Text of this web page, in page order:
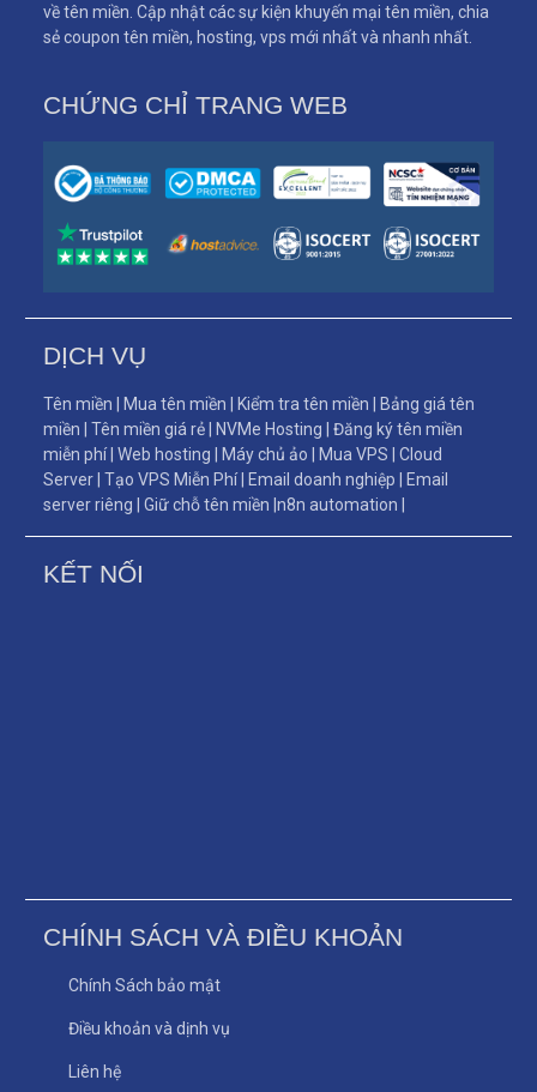
về tên miền. Cập nhật các sự kiện khuyến mại tên miền, chia
sẻ coupon tên miền, hosting, vps mới nhất và nhanh nhất.
CHỨNG CHỈ TRANG WEB
DỊCH VỤ
Tên miền Mua tên miền Kiểm tra tên miền
Bảng giá tên
miền |Tên miền giá rẻ NVMe Hosting |Đăng ký tên miền
miễn phí|Web hosting Máy chủ ảo Mua VPS |Cloud
Server |Tạo VPS Miễn Phí| Email doanh nghiệp
Email
server riêng |Giữ chỗ tên miền |n8n automation
KẾT NỐI
CHÍNH SÁCH VÀ ĐIỀU KHOẢN
Chính Sách bảo mật
Điều khoản và dịnh vụ
Liên hệ